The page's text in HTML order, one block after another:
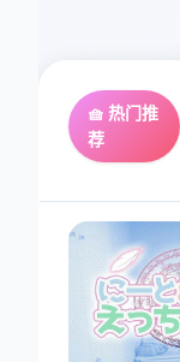
🧺 热门推
荐